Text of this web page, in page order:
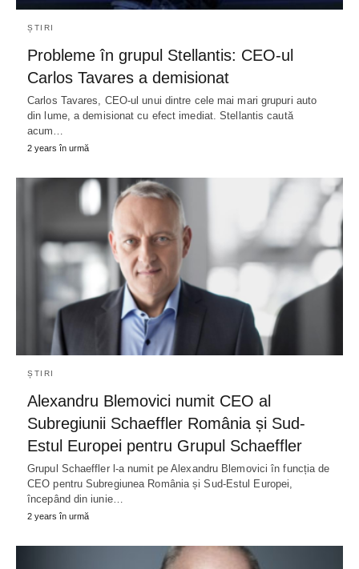
ȘTIRI
Probleme în grupul Stellantis: CEO-ul
Carlos Tavares a demisionat
Carlos Tavares, CEO-ul unui dintre cele mai mari grupuri auto
din lume, a demisionat cu efect imediat. Stellantis caută
acum…
2 years în urmă
ȘTIRI
Alexandru Blemovici numit CEO al
Subregiunii Schaeffler România și Sud-
Estul Europei pentru Grupul Schaeffler
Grupul Schaeffler l-a numit pe Alexandru Blemovici în funcția de
CEO pentru Subregiunea România și Sud-Estul Europei,
începând din iunie…
2 years în urmă